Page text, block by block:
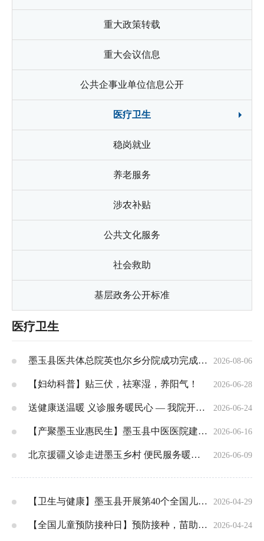
重大政策转载
重大会议信息
公共企事业单位信息公开
医疗卫生
稳岗就业
养老服务
涉农补贴
公共文化服务
社会救助
基层政务公开标准
医疗卫生
2026-08-06
墨玉县医共体总院英也尔乡分院成功完成膝关节滑膜炎合并积液穿刺抽除术
2026-06-28
【妇幼科普】贴三伏，祛寒湿，养阳气！
2026-06-24
送健康送温暖 义诊服务暖民心 — 我院开展下乡公益义诊活动
2026-06-16
【产聚墨玉业惠民生】墨玉县中医医院建设项目（一期）全面完工 民生医疗新阵地即将投用
2026-06-09
北京援疆义诊走进墨玉乡村 便民服务暖民心
2026-04-29
【卫生与健康】墨玉县开展第40个全国儿童预防接种日宣传活动 筑牢儿童健康防护屏障
2026-04-24
【全国儿童预防接种日】预防接种，苗助健康，全民行动